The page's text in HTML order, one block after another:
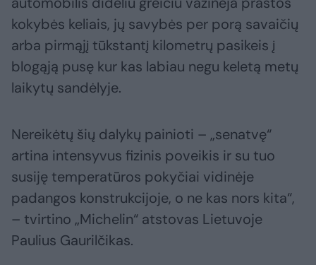
kokybės keliais, jų savybės per porą savaičių
arba pirmąjį tūkstantį kilometrų pasikeis į
blogąją pusę kur kas labiau negu keletą metų
laikytų sandėlyje.
Nereikėtų šių dalykų painioti – „senatvę“
artina intensyvus fizinis poveikis ir su tuo
susiję temperatūros pokyčiai vidinėje
padangos konstrukcijoje, o ne kas nors kita“,
– tvirtino „Michelin“ atstovas Lietuvoje
Paulius Gaurilčikas.